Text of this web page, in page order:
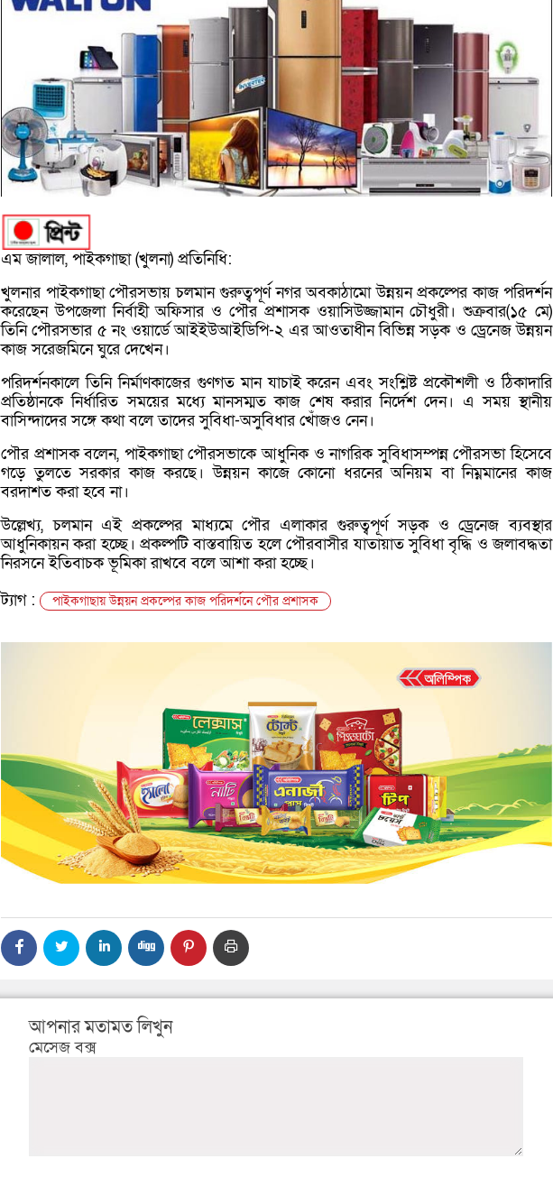
এম জালাল, পাইকগাছা (খুলনা) প্রতিনিধি:
খুলনার পাইকগাছা পৌরসভায় চলমান গুরুত্বপূর্ণ নগর অবকাঠামো উন্নয়ন প্রকল্পের কাজ পরিদর্শন
করেছেন উপজেলা নির্বাহী অফিসার ও পৌর প্রশাসক ওয়াসিউজ্জামান চৌধুরী। শুক্রবার(১৫ মে)
তিনি পৌরসভার ৫ নং ওয়ার্ডে আইইউআইডিপি-২ এর আওতাধীন বিভিন্ন সড়ক ও ড্রেনেজ উন্নয়ন
কাজ সরেজমিনে ঘুরে দেখেন।
পরিদর্শনকালে তিনি নির্মাণকাজের গুণগত মান যাচাই করেন এবং সংশ্লিষ্ট প্রকৌশলী ও ঠিকাদারি
প্রতিষ্ঠানকে নির্ধারিত সময়ের মধ্যে মানসম্মত কাজ শেষ করার নির্দেশ দেন। এ সময় স্থানীয়
বাসিন্দাদের সঙ্গে কথা বলে তাদের সুবিধা-অসুবিধার খোঁজও নেন।
পৌর প্রশাসক বলেন, পাইকগাছা পৌরসভাকে আধুনিক ও নাগরিক সুবিধাসম্পন্ন পৌরসভা হিসেবে
গড়ে তুলতে সরকার কাজ করছে। উন্নয়ন কাজে কোনো ধরনের অনিয়ম বা নিম্নমানের কাজ
বরদাশত করা হবে না।
উল্লেখ্য, চলমান এই প্রকল্পের মাধ্যমে পৌর এলাকার গুরুত্বপূর্ণ সড়ক ও ড্রেনেজ ব্যবস্থার
আধুনিকায়ন করা হচ্ছে। প্রকল্পটি বাস্তবায়িত হলে পৌরবাসীর যাতায়াত সুবিধা বৃদ্ধি ও জলাবদ্ধতা
নিরসনে ইতিবাচক ভূমিকা রাখবে বলে আশা করা হচ্ছে।
ট্যাগ :
পাইকগাছায় উন্নয়ন প্রকল্পের কাজ পরিদর্শনে পৌর প্রশাসক
আপনার মতামত লিখুন
মেসেজ বক্স